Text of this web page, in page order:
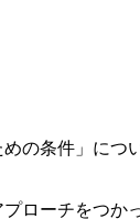
の条件」につ
ローチをつか